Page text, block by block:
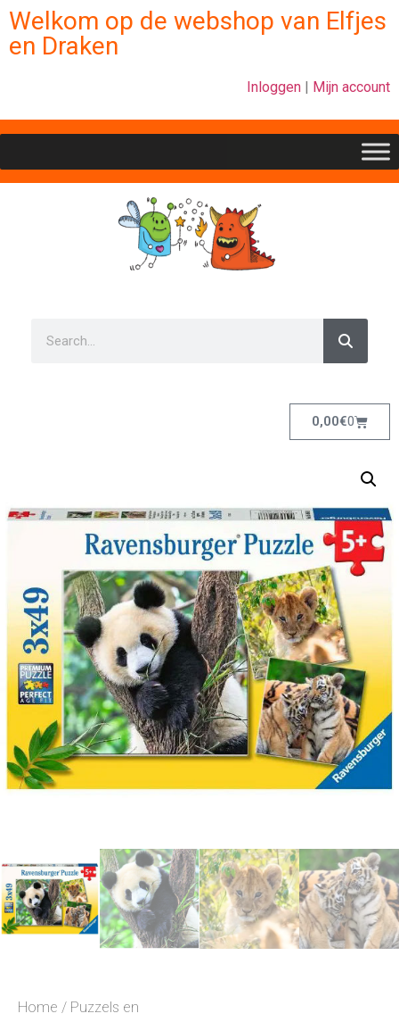
Welkom op de webshop van Elfjes
en Draken
Inloggen | Mijn account
0,00€0
Home / Puzzels en